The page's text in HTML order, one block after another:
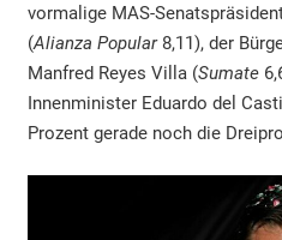
vormalige MAS-
(Alianza Popular 8,11), der
Manfred Reyes Villa (Sumate
Innenminister Eduardo del
Prozent gerade noch die